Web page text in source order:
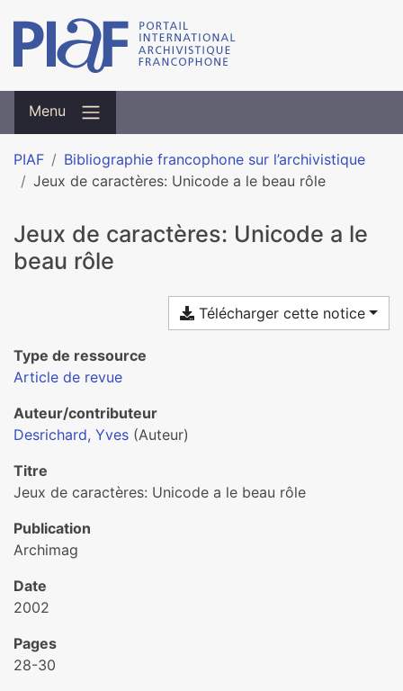
Menu
PIAF
Bibliographie francophone sur l’archivistique
Jeux de caractères: Unicode a le beau rôle
Jeux de caractères: Unicode a le
beau rôle
Télécharger cette notice
Type de ressource
Article de revue
Auteur/contributeur
Desrichard, Yves (Auteur)
Titre
Jeux de caractères: Unicode a le beau rôle
Publication
Archimag
Date
2002
Pages
28-30